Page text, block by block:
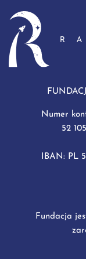
Numer
52
IBAN: PL
Fundacja